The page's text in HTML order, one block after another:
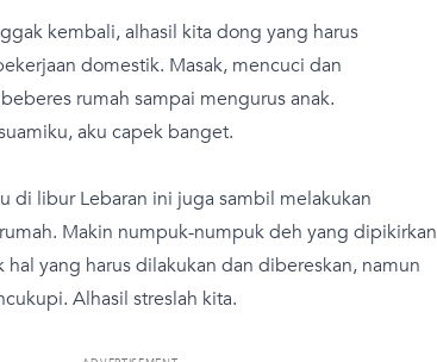
kembali, alhasil kita dong yang harus
domestik. Masak, mencuci dan
rumah sampai mengurus anak.
aku capek banget.
di libur Lebaran ini juga sambil melakukan
Makin numpuk-numpuk deh yang dipikirkan
hal yang harus dilakukan dan dibereskan, namun
Alhasil streslah kita.